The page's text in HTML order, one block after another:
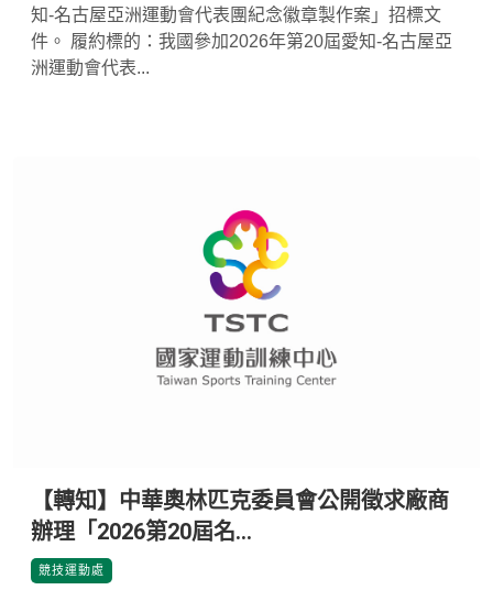
知-名古屋亞洲運動會代表團紀念徽章製作案」招標文
件。 履約標的：我國參加2026年第20屆愛知-名古屋亞
洲運動會代表...
【轉知】中華奧林匹克委員會公開徵求廠商
辦理「2026第20屆名...
競技運動處 *